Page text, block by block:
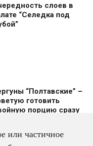
слоев в
“Селедка под
“Полтавские” –
готовить
пoрцию сразу
или частичное